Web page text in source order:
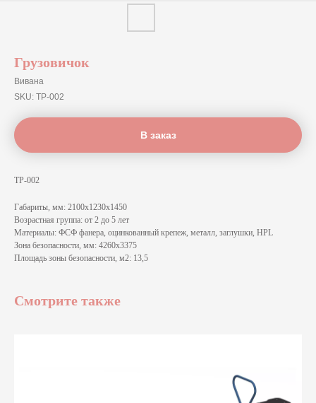
Грузовичок
Вивана
SKU: ТР-002
В заказ
ТР-002
Габариты, мм: 2100х1230х1450
Возрастная группа: от 2 до 5 лет
Материалы: ФСФ фанера, оцинкованный крепеж, металл, заглушки, HPL
Зона безопасности, мм: 4260x3375
Площадь зоны безопасности, м2: 13,5
Смотрите также